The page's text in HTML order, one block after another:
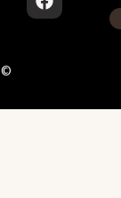
© 2023 VILANCE | וילאנס רהיטים